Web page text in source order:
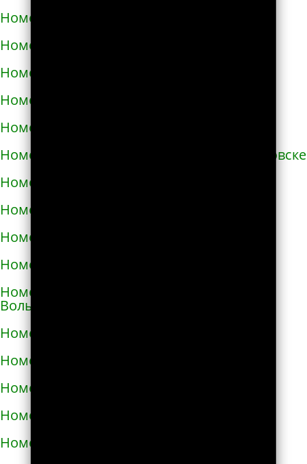
Номера телефонов такси в Бучаче
Номера телефонов такси в Вараше
Номера телефонов такси в Васильевке
Номера телефонов такси в Василькове
Номера телефонов такси в Ватутино
Номера телефонов такси в Верхнеднепровске
Номера телефонов такси в Винниках
Номера телефонов такси в Виннице
Номера телефонов такси в Виноградове
Номера телефонов такси в Вишнёвом
Номера телефонов такси во Владимире-
Волынском
Номера телефонов такси в Вознесенске
Номера телефонов такси в Волочиске
Номера телефонов такси в Вольногорске
Номера телефонов такси в Вольнянске
Номера телефонов такси в Вышгороде